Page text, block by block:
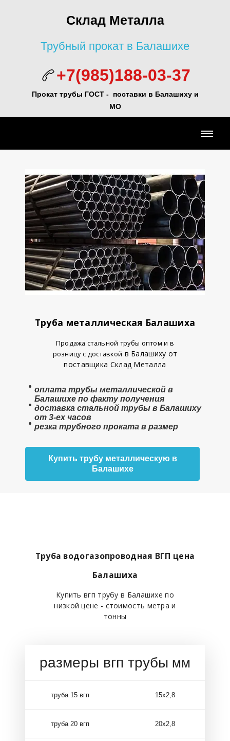
Склад Металла
Трубный прокат в Балашихе
+7(985)188-03-37
Прокат трубы ГОСТ - поставки в Балашиху и
МО
Труба металлическая Балашиха
Продажа стальной трубы оптом и в
розницу с доставкой в Балашиху от
поставщика Склад Металла
оплата трубы металлической в
Балашихе по факту получения
доставка стальной трубы в Балашиху
от 3-ех часов
резка трубного проката в размер
Купить трубу металлическую в
Балашихе
Труба водогазопроводная ВГП цена
Балашиха
Купить вгп трубу в Балашихе по
низкой цене - стоимость метра и
тонны
размеры вгп трубы мм
труба 15 вгп 15х2,8
труба 20 вгп 20х2,8